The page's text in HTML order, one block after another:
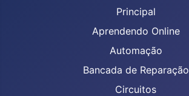
Principal
Aprendendo Online
Automação
Bancada de Reparação
Circuitos